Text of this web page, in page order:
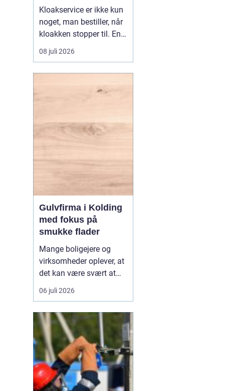
Kloakservice er ikke kun
noget, man bestiller, når
kloakken stopper til. En
systematisk
gennemgang af
ikke udvikler sig til større
08 juli 2026
Gulvfirma i Kolding
med fokus på
smukke flader
Mange boligejere og
virksomheder oplever, at
det kan være svært at
overskue de mange
gulvtyper, priser og
ikke kun om udseende,
men også om rengøring,
slidstyrke, akustik og
økonomi. De...
06 juli 2026